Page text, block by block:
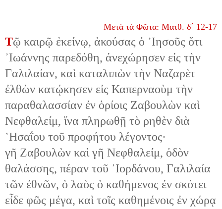
Μετὰ τὰ Φῶτα: Ματθ. δ΄ 12-17
Τῷ καιρῷ ἐκείνῳ, ἀκούσας ὁ ᾿Ιησοῦς ὅτι
᾿Ιωάννης παρεδόθη, ἀνεχώρησεν εἰς τὴν
Γαλιλαίαν, καὶ καταλιπὼν τὴν Ναζαρὲτ
ἐλθὼν κατῴκησεν εἰς Καπερναοὺμ τὴν
παραθαλασσίαν ἐν ὁρίοις Ζαβουλὼν καὶ
Νεφθαλείμ, ἵνα πληρωθῇ τὸ ρηθὲν διὰ
῾Ησαΐου τοῦ προφήτου λέγοντος·
γῆ Ζαβουλὼν καὶ γῆ Νεφθαλείμ, ὁδὸν
θαλάσσης, πέραν τοῦ ᾿Ιορδάνου, Γαλιλαία
τῶν ἐθνῶν, ὁ λαὸς ὁ καθήμενος ἐν σκότει
εἶδε φῶς μέγα, καὶ τοῖς καθημένοις ἐν χώρᾳ